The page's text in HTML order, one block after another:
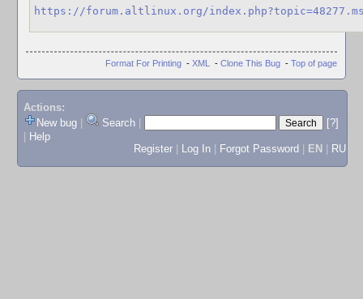
https://forum.altlinux.org/
Format For Printing - XML - Clone This Bug - Top of page
Actions:
New bug
Search
[?]
Help
Register
Log In Forgot Password EN RU